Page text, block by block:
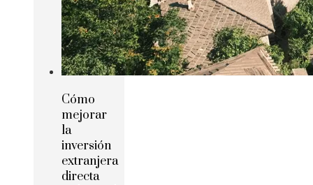
Cómo
mejorar
la
inversión
extranjera
directa